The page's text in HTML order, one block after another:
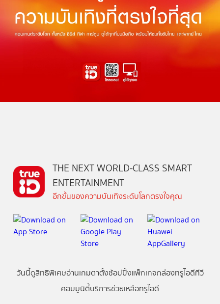
THE NEXT WORLD-CLASS SMART
ENTERTAINMENT
อีกขั้นของความบันเทิงระดับโลกตรงใจคุณ
วันนี้ดูสิทธิพิเศษอ่านเกมตาตั้งช้อปปิ้งแพ็กเกจกล่องทรูไอดีทีวี
คอมมูนิตี้บริการช่วยเหลือทรูไอดี